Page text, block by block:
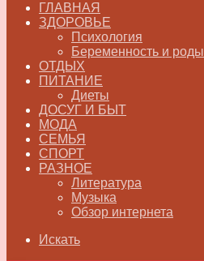
ГЛАВНАЯ
ЗДОРОВЬЕ
Психология
Беременность и роды
ОТДЫХ
ПИТАНИЕ
Диеты
ДОСУГ И БЫТ
МОДА
СЕМЬЯ
СПОРТ
РАЗНОЕ
Литература
Музыка
Обзор интернета
Искать